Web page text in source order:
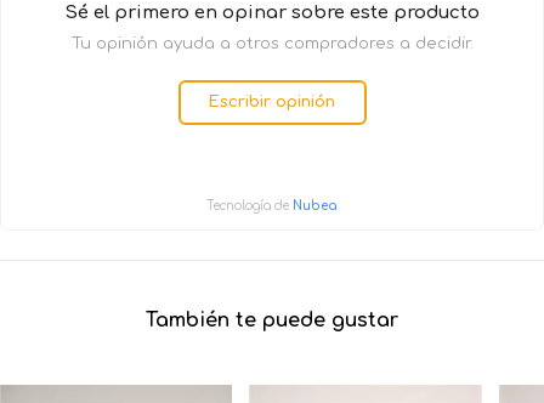
Sé el primero en opinar sobre este producto
Tu opinión ayuda a otros compradores a decidir.
Escribir opinión
Tecnología de Nubea
También te puede gustar